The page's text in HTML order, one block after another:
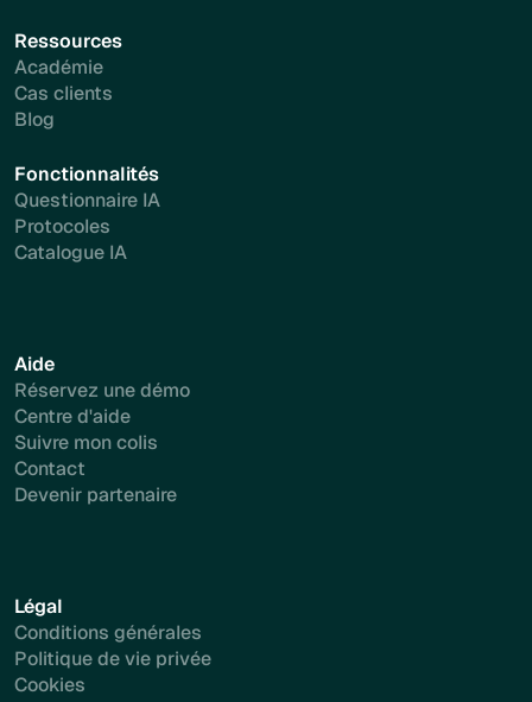
Ressources
Académie
Cas clients
Blog
Fonctionnalités
Questionnaire IA
Protocoles
Catalogue IA
Aide
Réservez une démo
Centre d'aide
Suivre mon colis
Contact
Devenir partenaire
Légal
Conditions générales
Politique de vie privée
Cookies